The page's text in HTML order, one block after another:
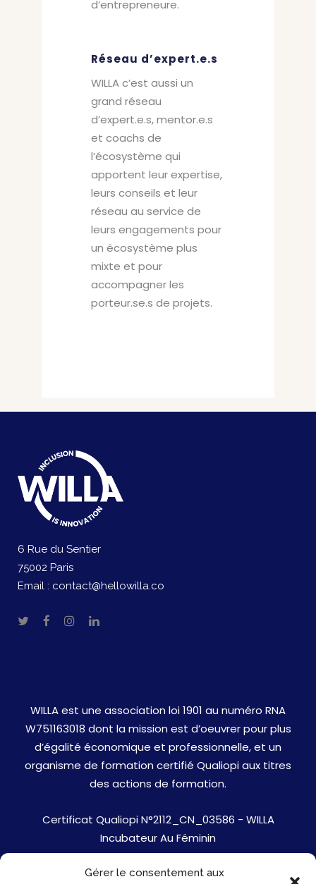
Gérer le consentement aux
d’entrepreneure.
Réseau d’expert.e.s
WILLA c’est aussi un
grand réseau
d’expert.e.s, mentor.e.s
et coachs de
l’écosystème qui
apportent leur expertise,
leurs conseils et leur
réseau au service de
leurs engagements pour
un écosystème plus
mixte et pour
accompagner les
porteur.se.s de projets.
6 Rue du Sentier
75002 Paris
Email : contact@hellowilla.co
WILLA est une association loi 1901 au numéro RNA
W751163018 dont la mission est d’oeuvrer pour plus
d’égalité économique et professionnelle, et un
organisme de formation certifié Qualiopi aux titres
des actions de formation.
Certificat Qualiopi N°2112_CN_03586 - WILLA
Incubateur Au Féminin